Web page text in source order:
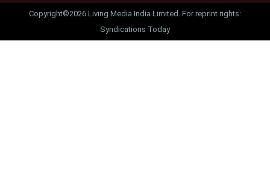
Copyright©2026 Living Media India Limited. For reprint rights:
Syndications Today